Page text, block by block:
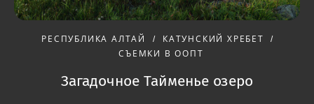
РЕСПУБЛИКА АЛТАЙ
КАТУНСКИЙ ХРЕБЕТ
СЪЕМКИ В ООПТ
Загадочное Тайменье озеро